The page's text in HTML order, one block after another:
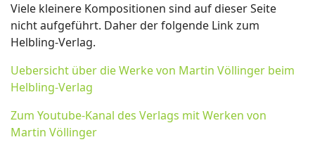
Viele kleinere Kompositionen sind auf dieser Seite
nicht aufgeführt. Daher der folgende Link zum
Helbling-Verlag.
Uebersicht über die Werke von Martin Völlinger beim
Helbling-Verlag
Zum Youtube-Kanal des Verlags mit Werken von
Martin Völlinger